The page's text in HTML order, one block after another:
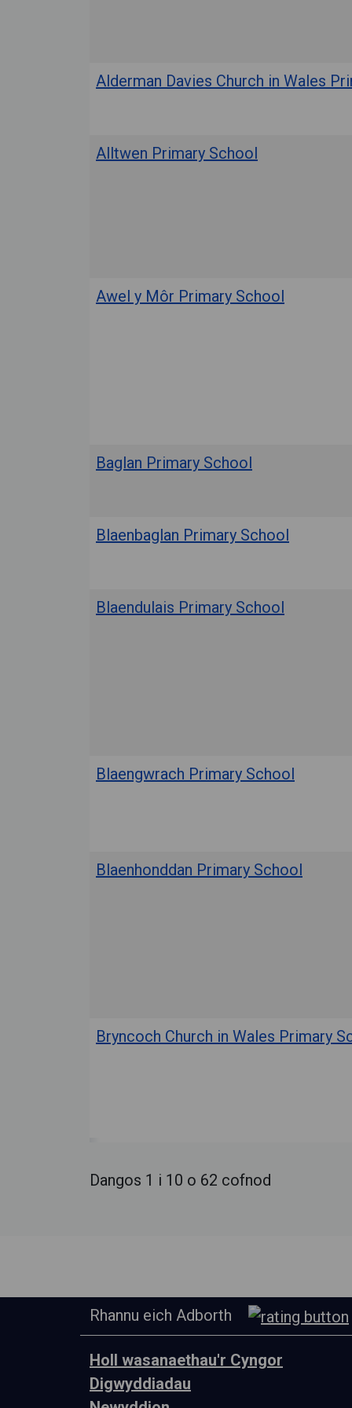
Alderman Davies Church in Wales
Alltwen Primary School
Awel y Môr Primary School
Baglan Primary School
Blaenbaglan Primary School
Blaendulais Primary School
Blaengwrach Primary School
Blaenhonddan Primary School
Bryncoch Church in Wales Primary
Dangos 1 i 10 o 62 cofnod
Rhannu eich Adborth
Holl wasanaethau'r Cyngor
Digwyddiadau